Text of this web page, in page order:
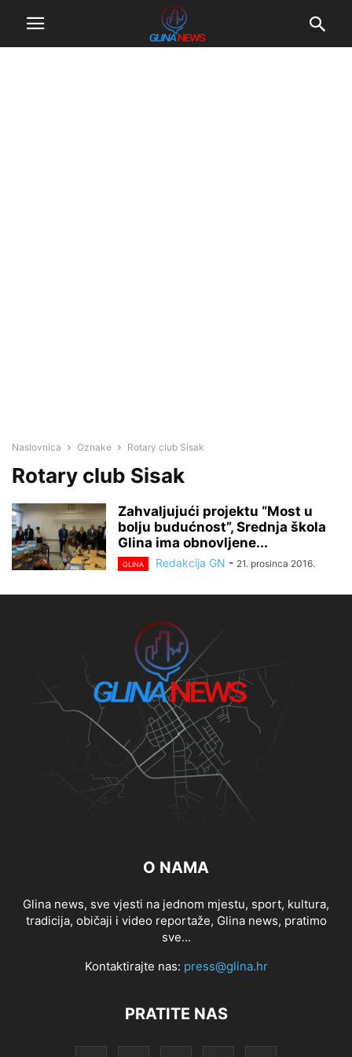
Naslovnica Oznake Rotary club Sisak
Rotary club Sisak
Zahvaljujući projektu “Most u
bolju budućnost”, Srednja škola
Glina ima obnovljene...
GLINA Redakcija GN - 21. prosinca 2016.
O NAMA
Glina news, sve vjesti na jednom mjestu, sport, kultura,
tradicija, običaji i video reportaže, Glina news, pratimo
sve...
Kontaktirajte nas: press@glina.hr
PRATITE NAS